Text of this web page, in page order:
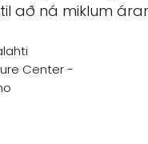
að ná miklum
Center -